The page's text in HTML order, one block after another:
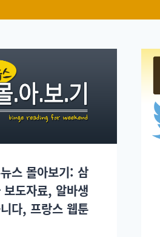
스 몰아보기: 삼
보도자료, 알바생
다, 프랑스 웹툰